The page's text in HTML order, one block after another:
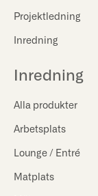
Projektledning
Inredning
Inredning
Alla produkter
Arbetsplats
Lounge / Entré
Matplats